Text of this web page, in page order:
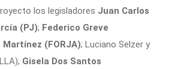
los legisladores Juan Carlos
(PJ); Federico Greve
Martínez (FORJA); Luciano Selzer y
Gisela Dos Santos